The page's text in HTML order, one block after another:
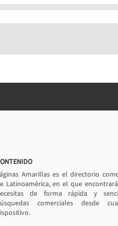
Amarillas es el directorio
Latinoamérica, en el que
de forma rápida y
comerciales desde